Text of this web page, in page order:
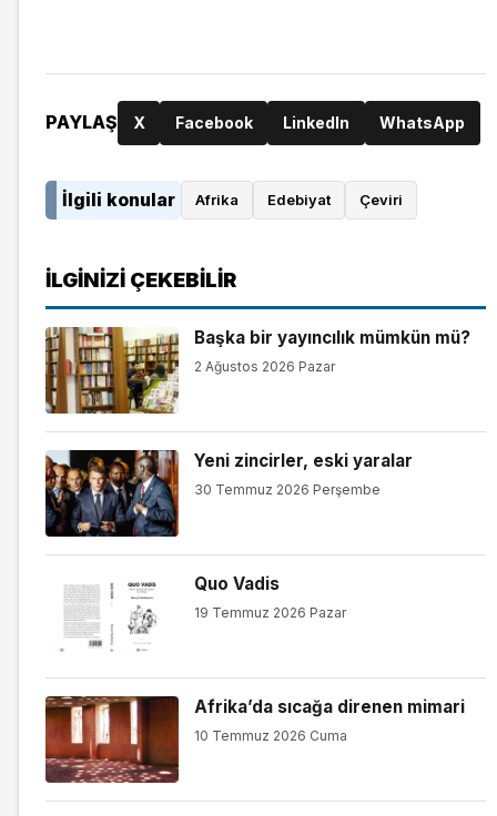
PAYLAŞ X Facebook LinkedIn WhatsApp
İlgili konular Afrika Edebiyat Çeviri
İLGINIZI ÇEKEBILIR
Başka bir yayıncılık mümkün mü?
2 Ağustos 2026 Pazar
Yeni zincirler, eski yaralar
30 Temmuz 2026 Perşembe
Quo Vadis
19 Temmuz 2026 Pazar
Afrika’da sıcağa direnen mimari
10 Temmuz 2026 Cuma